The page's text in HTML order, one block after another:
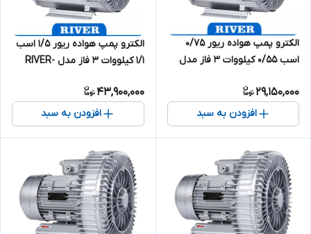
الکترو پمپ هواده ریور 0/75
اسب 0/55 کیلووات 3 فاز مدل
29,150,000
افزودن به سبد
الکترو پمپ هواده ریور 1/5 اسب
1/1 کیلووات 3 فاز مدل RIVER-
43,900,000
افزودن به سبد